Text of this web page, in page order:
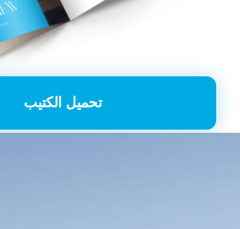
تحميل الكتيب